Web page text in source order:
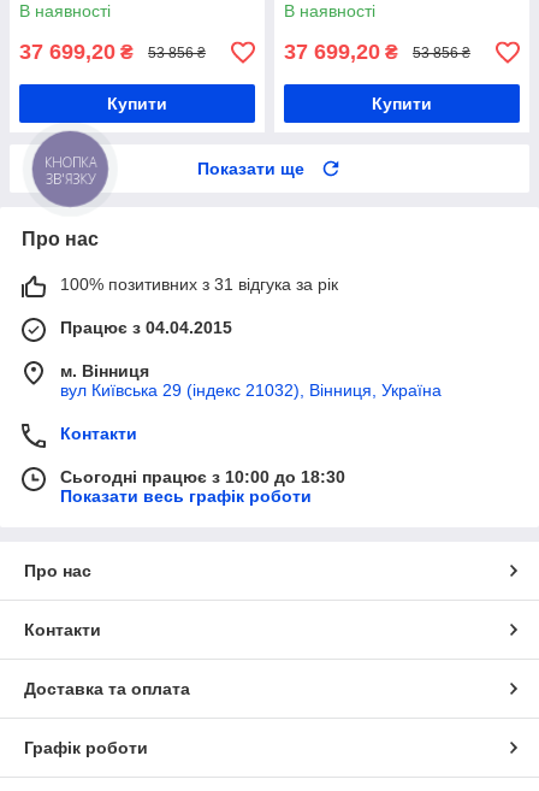
В наявності
37 699,20 ₴ 53 856 ₴
Купити
В наявності
37 699,20 ₴ 53 856 ₴
Купити
Показати ще
Про нас
100% позитивних з 31 відгука за рік
Працює з 04.04.2015
м. Вінниця
вул Київська 29 (індекс 21032), Вінниця, Україна
Контакти
Сьогодні працює з 10:00 до 18:30
Показати весь графік роботи
Про нас
Контакти
Доставка та оплата
Графік роботи
КНОПКА
ЗВ'ЯЗКУ